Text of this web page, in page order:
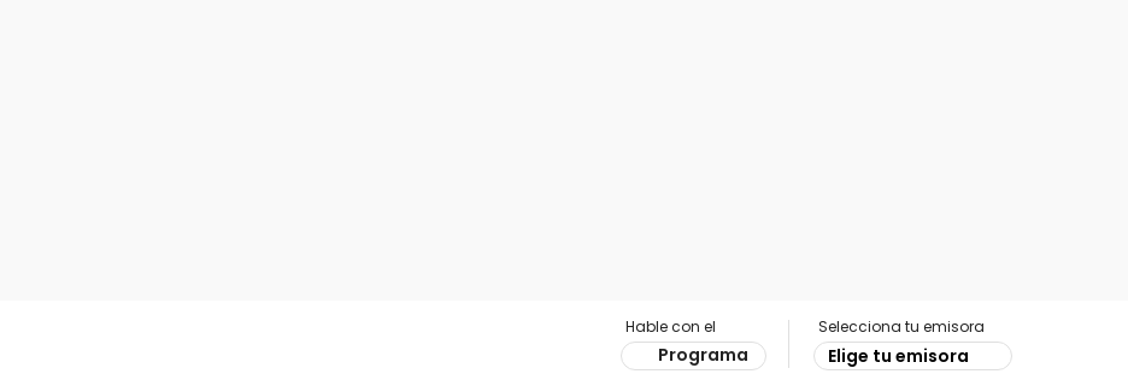
Hable con el
Programa
Selecciona tu emisora
Elige tu emisora